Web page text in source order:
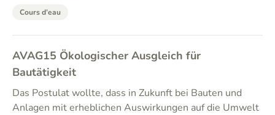
Cours d’eau
AVAG15 Ökologischer Ausgleich für
Bautätigkeit
Das Postulat wollte, dass in Zukunft bei Bauten und
Anlagen mit erheblichen Auswirkungen auf die Umwelt